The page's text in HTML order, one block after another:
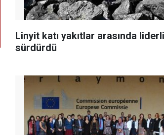
Linyit katı yakıtlar arasında
sürdürdü